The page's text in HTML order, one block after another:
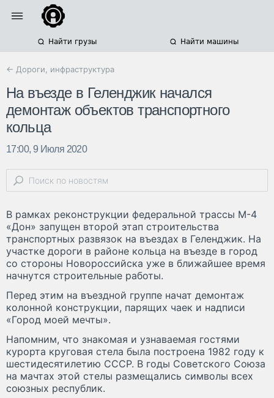
Найти грузы Найти машины
← Дороги, инфраструктура
На въезде в Геленджик начался
демонтаж объектов транспортного
кольца
17:00, 9 Июля 2020
В рамках реконструкции федеральной трассы М-4
«Дон» запущен второй этап строительства
транспортных развязок на въездах в Геленджик. На
участке дороги в районе кольца на въезде в город
со стороны Новороссийска уже в ближайшее время
начнутся строительные работы.
Перед этим на въездной группе начат демонтаж
колонной конструкции, парящих чаек и надписи
«Город моей мечты».
Напомним, что знакомая и узнаваемая гостями
курорта круговая стела была построена 1982 году к
шестидесятилетию СССР. В годы Советского Союза
на мачтах этой стелы размещались символы всех
союзных республик.